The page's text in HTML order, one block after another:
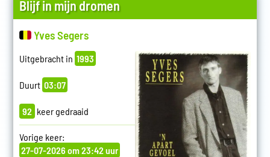
Blijf in mijn dromen
Yves Segers
Uitgebracht in 1993
Duurt 03:07
92 keer gedraaid
Vorige keer:
27-07-2026 om 23:42 uur